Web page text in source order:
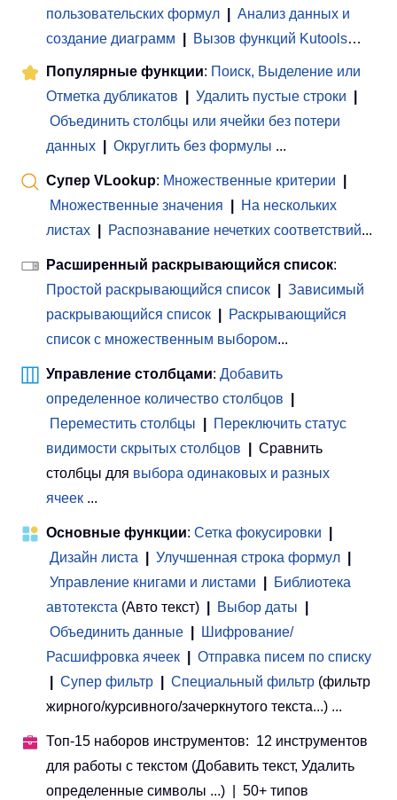
пользовательских формул
Анализ данных и
создание диаграмм
Вызов функций Kutools…
Популярные функции: Поиск, Выделение или
Отметка дубликатов
Удалить пустые строки
Объединить столбцы или ячейки без потери
данных
Округлить без формулы ...
Супер VLookup: Множественные критерии
Множественные значения
На нескольких
листах
Распознавание нечетких соответствий...
Расширенный раскрывающийся список:
Простой раскрывающийся список
Зависимый
раскрывающийся список
Раскрывающийся
список с множественным выбором...
Управление столбцами: Добавить
определенное количество столбцов
Переместить столбцы
Переключить статус
видимости скрытых столбцов
Сравнить
столбцы для выбора одинаковых и разных
ячеек ...
Основные функции: Сетка фокусировки
Дизайн листа
Улучшенная строка формул
Управление книгами и листами
Библиотека
автотекста (Авто текст) Выбор даты
Объединить данные
Шифрование/
Расшифровка ячеек
Отправка писем по списку
Супер фильтр Специальный фильтр (фильтр
жирного/курсивного/зачеркнутого текста...) ...
Топ-15 наборов инструментов: 12 инструментов
для работы с текстом (Добавить текст, Удалить
определенные символы ...) | 50+ типов